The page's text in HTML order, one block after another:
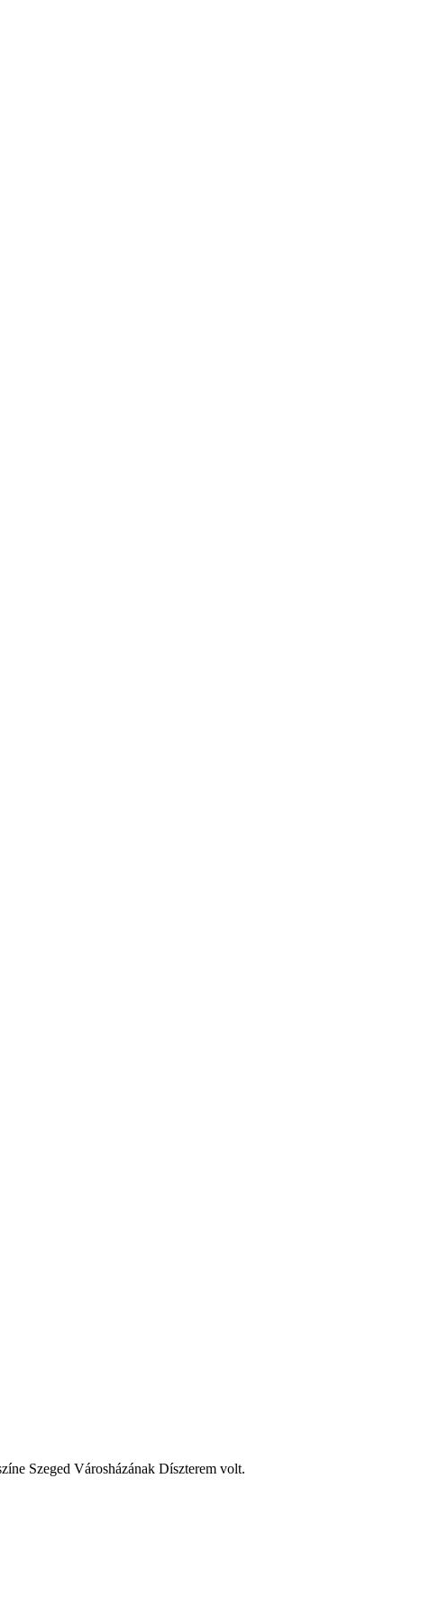
Szeged Városházának Díszterem volt.